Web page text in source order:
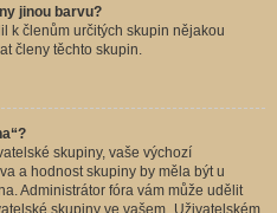
jinou barvu?
k členům určitých skupin nějakou
členy těchto skupin.
skupiny, vaše výchozí
a hodnost skupiny by měla být u
Administrátor fóra vám může udělit
skupiny ve vašem „Uživatelském